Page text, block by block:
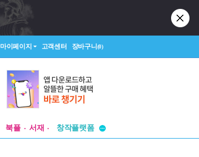
마이페이지 고객센터 장바구니(0)
북플 서재
투비컨티뉴드